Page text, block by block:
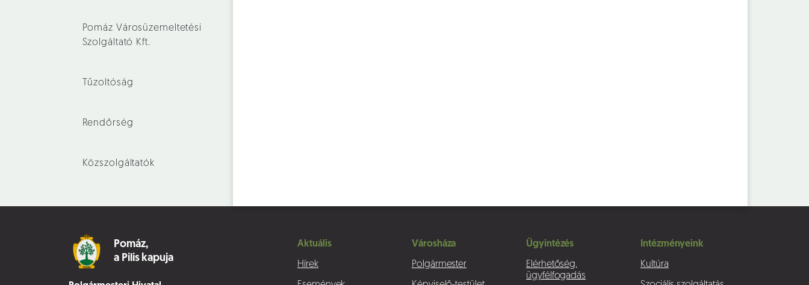
Pomáz Városüzemeltetési
Szolgáltató Kft.
Tűzoltóság
Rendőrség
Közszolgáltatók
Pomáz,
a Pilis kapuja
Aktuális
Hírek
Városháza
Polgármester
Ügyintézés
Elérhetőség,
ügyfélfogadás
Intézményeink
Kultúra